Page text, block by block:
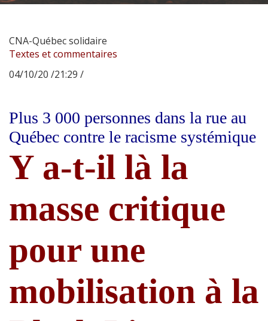
CNA-Québec solidaire
Textes et commentaires
04/10/20 /21:29 /
Plus 3 000 personnes dans la rue au
Québec contre le racisme systémique
Y a-t-il là la
masse critique
pour une
mobilisation à la